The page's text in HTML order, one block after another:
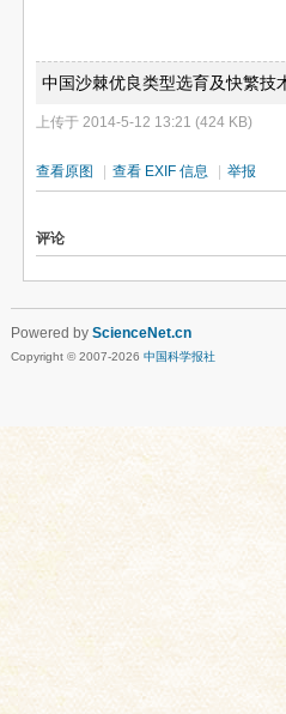
中国沙棘优良类型选育及快繁技
上传于 2014-5-12 13:21 (424 KB)
查看原图 查看 EXIF 信息 举报
评论
Powered by ScienceNet.cn
Copyright © 2007-2026 中国科学报社